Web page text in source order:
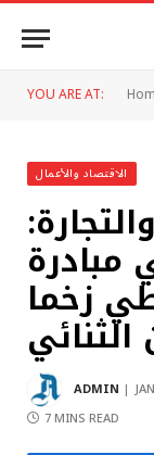
YOU ARE AT:
الاقتصاد والأعمال
زخما
ADMIN
7 MINS READ